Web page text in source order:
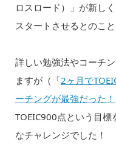
ロスロード）」が新し
スタートさせるとのこ
詳しい勉強法やコーチ
ますが（「2ヶ月で
ーチングが最強だった！
TOEIC900点という目
なチャレンジでした！